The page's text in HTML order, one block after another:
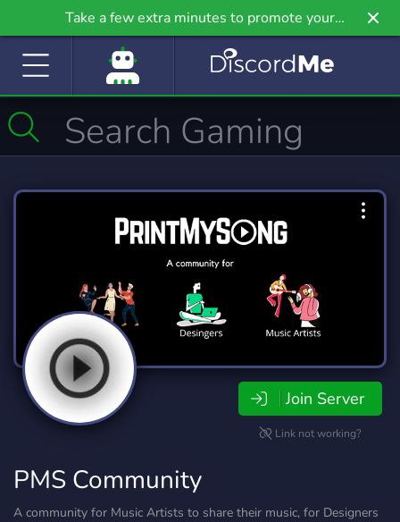
Take a few extra minutes to promote your
community even further on Griv.io, our newest
Join Server
Link not working?
PMS Community
A community for Music Artists to share their music, for Designers